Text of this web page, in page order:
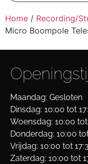
Home / Recording/
Micro Boompole
Maandag: Gesloten
Dinsdag: 10:00 tot
Woensdag: 10:00 tot
Donderdag: 10:00
Vrijdag: 10:00 tot
Zaterdag: 10:00 tot